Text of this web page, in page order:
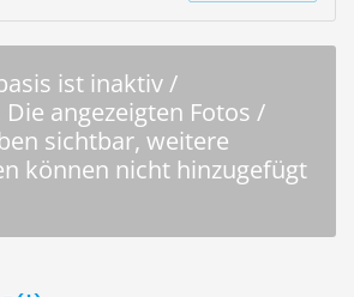
ist inaktiv /
angezeigten Fotos /
sichtbar, weitere
können nicht hinzugefügt